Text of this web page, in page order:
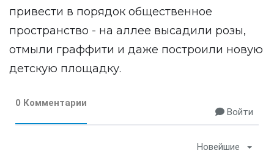
привести в порядок общественное
пространство - на аллее высадили розы,
отмыли граффити и даже построили новую
детскую площадку.
0 Комментарии
Войти
Новейшие